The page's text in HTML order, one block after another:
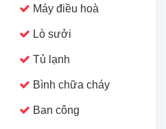
Máy điều hoà
Lò sưởi
Tủ lạnh
Bình chữa cháy
Ban công